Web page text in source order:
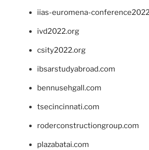
iias-euromena-
ivd2022.org
csity2022.org
ibsarstudyabroad.com
bennusehgall.com
tsecincinnati.com
roderconstructiongroup.com
plazabatai.com